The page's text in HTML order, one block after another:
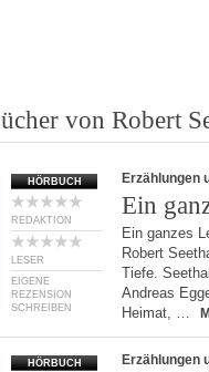
von Robert
HÖRBUCH
REDAKTION
LESER
EIGENE
REZENSION
SCHREIBEN
Erzählungen
Ein
Ein ganzes
Robert
Tiefe.
Andreas
Heimat, …
HÖRBUCH Erzählungen